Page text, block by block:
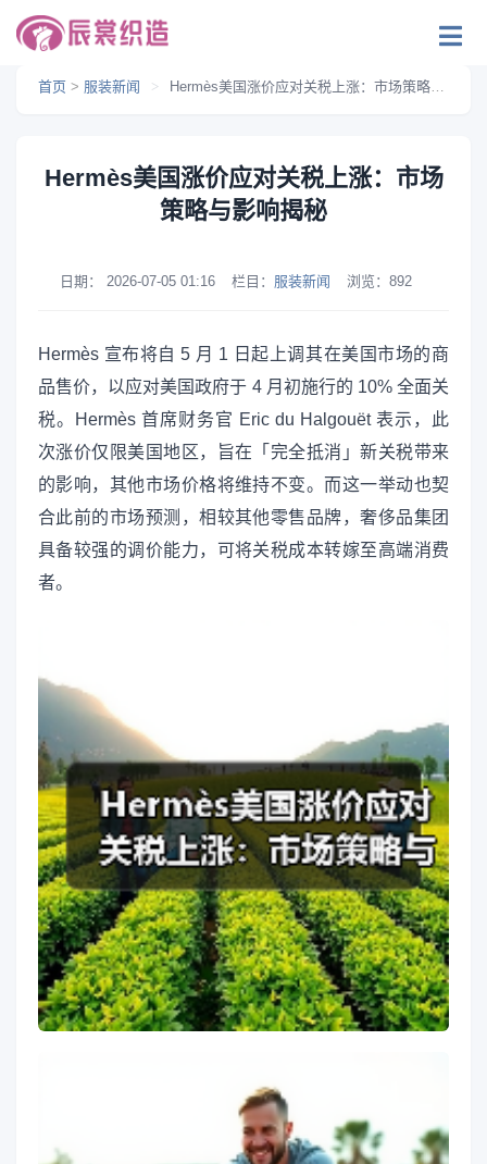
首页 > 服装新闻 > Hermès美国涨价应对关税上涨：市场策略与影响揭秘
Hermès美国涨价应对关税上涨：市场
策略与影响揭秘
日期： 2026-07-05 01:16 栏目： 服装新闻 浏览： 892
Hermès 宣布将自 5 月 1 日起上调其在美国市场的商
品售价，以应对美国政府于 4 月初施行的 10% 全面关
税。Hermès 首席财务官 Eric du Halgouët 表示，此
次涨价仅限美国地区，旨在「完全抵消」新关税带来
的影响，其他市场价格将维持不变。而这一举动也契
合此前的市场预测，相较其他零售品牌，奢侈品集团
具备较强的调价能力，可将关税成本转嫁至高端消费
者。